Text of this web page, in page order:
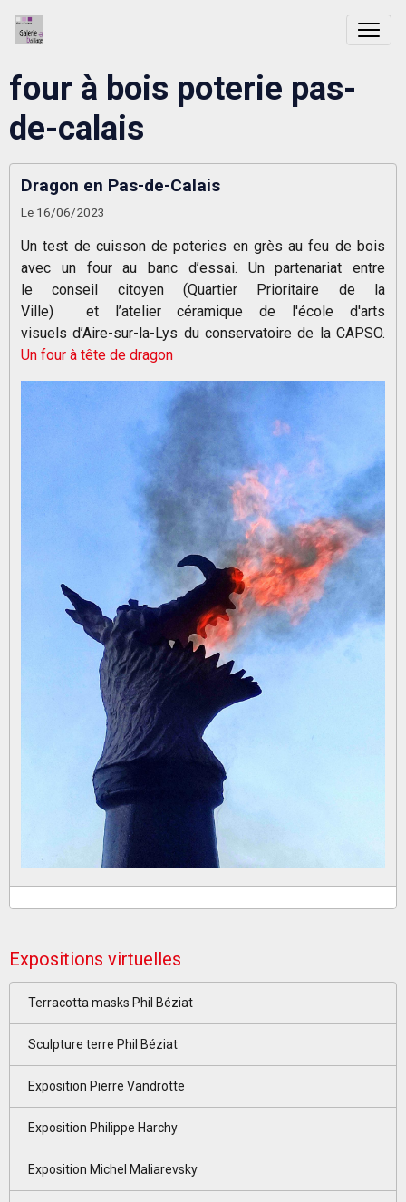
four à bois poterie pas-
de-calais
Dragon en Pas-de-Calais
Le 16/06/2023
Un test de cuisson de poteries en grès au feu de bois
avec un four au banc d’essai. Un partenariat entre
le conseil citoyen (Quartier Prioritaire de la
Ville) et l’atelier céramique de l'école d'arts
visuels d’Aire-sur-la-Lys du conservatoire de la CAPSO.
Un four à tête de dragon
Expositions virtuelles
Terracotta masks Phil Béziat
Sculpture terre Phil Béziat
Exposition Pierre Vandrotte
Exposition Philippe Harchy
Exposition Michel Maliarevsky